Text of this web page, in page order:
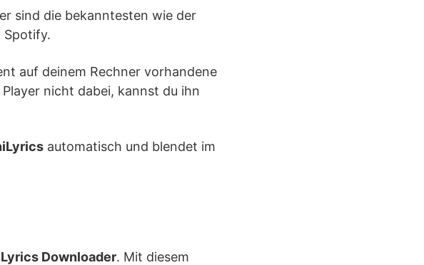
sind die bekanntesten wie der
Spotify.
auf deinem Rechner vorhandene
nicht dabei, kannst du ihn
automatisch und blendet im
Lyrics Downloader. Mit diesem